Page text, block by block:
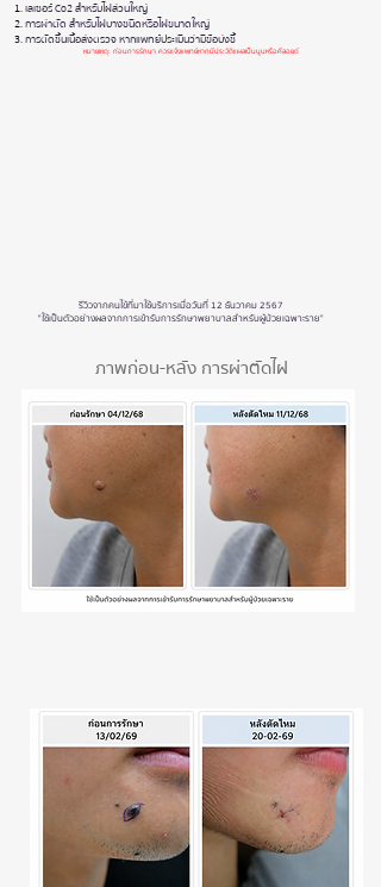
เลเซอร์ Co2 สำหรับไฝส่วนใหญ่
การผ่าตัด สำหรับไฝบางชนิดหรือไฝขนาดใหญ่
การตัดชิ้นเนื้อส่งตรวจ หากแพทย์ประเมินว่ามีข้อบ่งชี้
หมายเหตุ: ก่อนการรักษา ควรแจ้งแพทย์หากมีประวัติแผลเป็นนูนหรือคีลอยด์
รีวิวจากคนไข้ที่มาใช้บริการเมื่อวันที่ 12 ธันวาคม 2567​​​
"ใช้เป็นตัวอย่างผลจากการเข้ารับการรักษาพยาบาลสำหรับผู้ป่วยเฉพาะราย"
ภาพก่อน-หลัง การผ่าตัดไฝ